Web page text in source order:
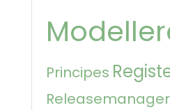
Principes
Releasemanager